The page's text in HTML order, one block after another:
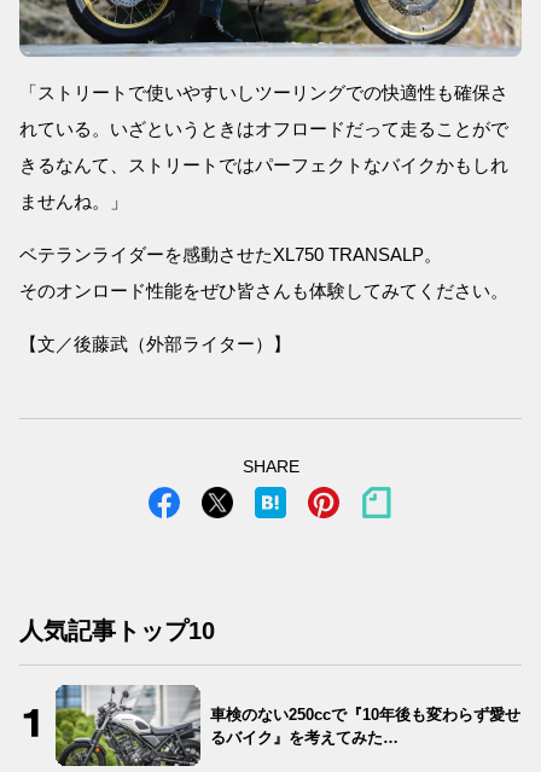
「ストリートで使いやすいしツーリングでの快適性も確保さ
れている。いざというときはオフロードだって走ることがで
きるなんて、ストリートではパーフェクトなバイクかもしれ
ませんね。」
ベテランライダーを感動させたXL750 TRANSALP。
そのオンロード性能をぜひ皆さんも体験してみてください。
【文／後藤武（外部ライター）】
SHARE
人気記事トップ10
車検のない250ccで『10年後も変わらず愛せ
るバイク』を考えてみた…